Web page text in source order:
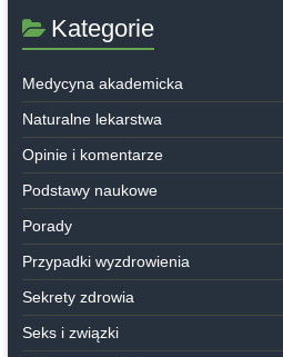
Kategorie
Medycyna akademicka
Naturalne lekarstwa
Opinie i komentarze
Podstawy naukowe
Porady
Przypadki wyzdrowienia
Sekrety zdrowia
Seks i związki